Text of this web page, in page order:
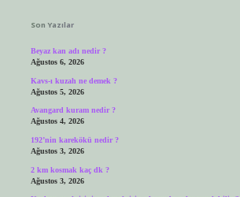
Son Yazılar
Beyaz kan adı nedir ?
Ağustos 6, 2026
Kavs-ı kuzah ne demek ?
Ağustos 5, 2026
Avangard kuram nedir ?
Ağustos 4, 2026
192’nin karekökü nedir ?
Ağustos 3, 2026
2 km kosmak kaç dk ?
Ağustos 3, 2026